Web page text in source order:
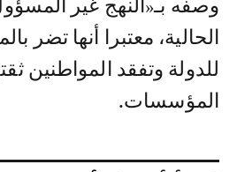
وصفه بـ«النهج غير
الحالية، معتبرا أنها تضر
للدولة وتفقد المواطنين
المؤسسات.